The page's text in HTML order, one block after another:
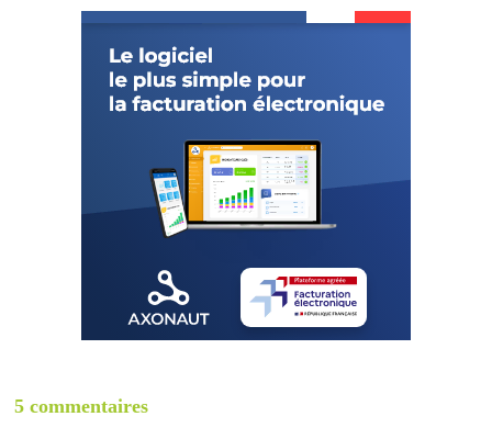
5 commentaires